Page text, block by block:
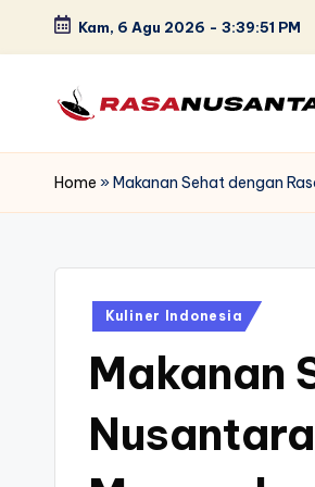
Skip
content
Kam, 6 Agu 2026 - 3:39:52 PM
r
a
a
Home »Makanan Sehat dengan
Posted
Kuliner Indonesia
Makanan